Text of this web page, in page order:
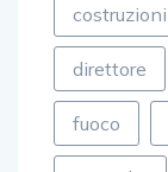
costruzioni
direttore
fuoco